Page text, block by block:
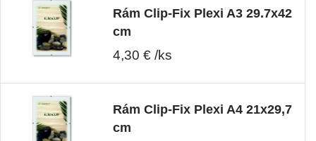
Rám Clip-Fix Plexi A3 29.7x42
cm
4,30 € /ks
Rám Clip-Fix Plexi A4 21x29,7
cm